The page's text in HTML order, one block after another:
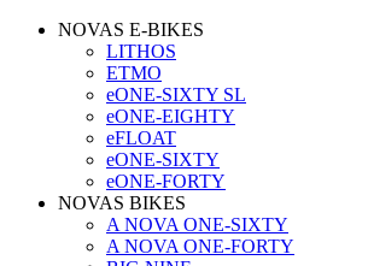
NOVAS E-BIKES
LITHOS
ETMO
eONE-SIXTY SL
eONE-EIGHTY
eFLOAT
eONE-SIXTY
eONE-FORTY
NOVAS BIKES
A NOVA ONE-SIXTY
A NOVA ONE-FORTY